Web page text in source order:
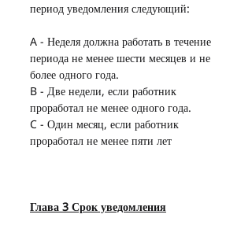
период уведомления следующий:
A - Неделя должна работать в течение
периода не менее шести месяцев и не
более одного года.
B - Две недели, если работник
проработал не менее одного года.
C - Один месяц, если работник
проработал не менее пяти лет
Глава 3 Срок уведомления